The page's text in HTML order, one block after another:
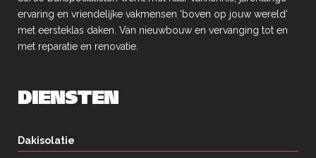
ervaring en vriendelĳke vakmensen ‘boven op jouw wereld’
met eersteklas daken. Van nieuwbouw en vervanging tot en
met reparatie en renovatie.
DIENSTEN
Dakisolatie